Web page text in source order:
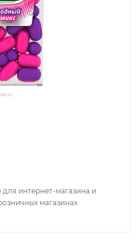
интернет-магазина и
магазинах